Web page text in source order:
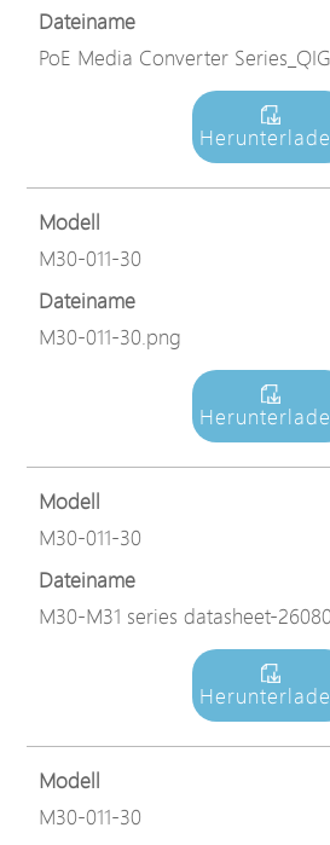
Dateiname
PoE Media Converter
Modell
M30-011-30
Dateiname
M30-011-30.png
Modell
M30-011-30
Dateiname
M30-M31 series datasheet-
Modell
M30-011-30